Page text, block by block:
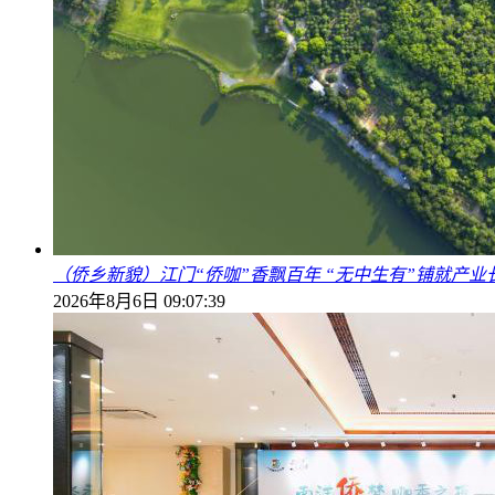
（侨乡新貌）江门“侨咖”香飘百年 “无中生有”铺就产业
2026年8月6日 09:07:39